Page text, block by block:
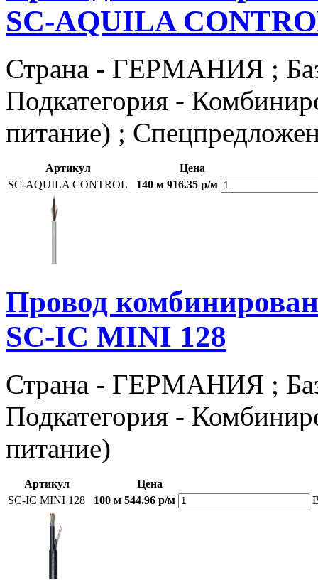
SC-AQUILA
Страна - ГЕРМАНИЯ ;
Подкатегория -
питание) ;
Артикул
Цена
SC-AQUILA CONTROL
140 м 916.35 р/м
Провод
SC-IC MINI 128
Страна - ГЕРМАНИЯ ;
Подкатегория -
питание)
Артикул
Цена
SC-IC MINI 128
100 м 544.96 р/м